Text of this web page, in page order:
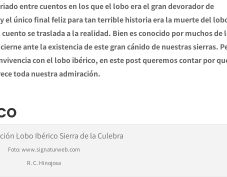
entre cuentos en los que el lobo era el gran devorador de
el único final feliz para tan terrible historia era la muerte del
se traslada a la realidad. Bien es conocido por muchos de
ante la existencia de este gran cánido de nuestras sierras.
con el lobo ibérico, en este post queremos contar por
toda nuestra admiración.
Foto: www.signaturweb.com
R. C. Hinojosa